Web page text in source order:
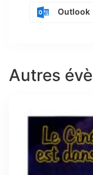
Outlook
Autres